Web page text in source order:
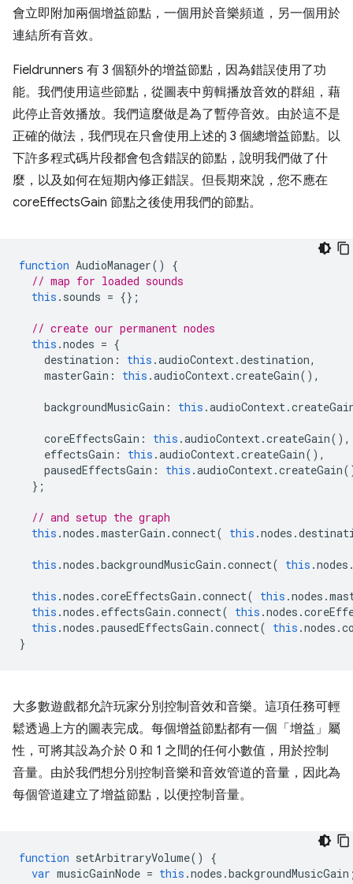
會立即附加兩個增益節點，一個用於音樂頻道，另一個用於
連結所有音效。
Fieldrunners 有 3 個額外的增益節點，因為錯誤使用了功
能。我們使用這些節點，從圖表中剪輯播放音效的群組，藉
此停止音效播放。我們這麼做是為了暫停音效。由於這不是
正確的做法，我們現在只會使用上述的 3 個總增益節點。以
下許多程式碼片段都會包含錯誤的節點，說明我們做了什
麼，以及如何在短期內修正錯誤。但長期來說，您不應在
coreEffectsGain 節點之後使用我們的節點。
function AudioManager()
{
// map for loaded sounds
this . sounds = {};
// create our permanent nodes
this .nodes = {
destination : this .audioContext.destination,
masterGain : this .audioContext.createGain(),
backgroundMusicGain : this .audioContext.
coreEffectsGain : this .audioContext.createGain(),
effectsGain : this .audioContext.createGain(),
pausedEffectsGain : this .audioContext.createGain
};
// and setup the graph
this .nodes .masterGain .connect( this .nodes .
this .nodes .backgroundMusicGain .connect( this .nodes
this .nodes .coreEffectsGain .connect( this .nodes .
this .nodes . effectsGain .connect( this .nodes .
this .nodes .pausedEffectsGain .connect( this .nodes .
}
大多數遊戲都允許玩家分別控制音效和音樂。這項任務可輕
鬆透過上方的圖表完成。每個增益節點都有一個「增益」屬
性，可將其設為介於 0 和 1 之間的任何小數值，用於控制
音量。由於我們想分別控制音樂和音效管道的音量，因此為
每個管道建立了增益節點，以便控制音量。
function setArbitraryVolume()
{
var musicGainNode = this .nodes .backgroundMusicGain